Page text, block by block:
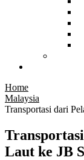
Home
Malaysia
Transportasi dari
Laut ke JB